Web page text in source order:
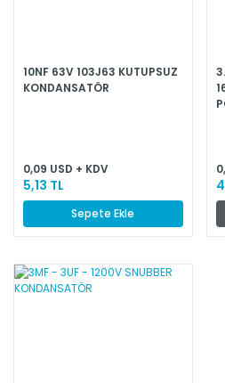
10NF 63V 103J63 KUTUPSUZ
KONDANSATÖR
0,09 USD + KDV
5,13 TL
Sepete Ekle